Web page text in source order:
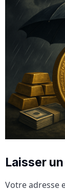
Laisser
Votre adresse